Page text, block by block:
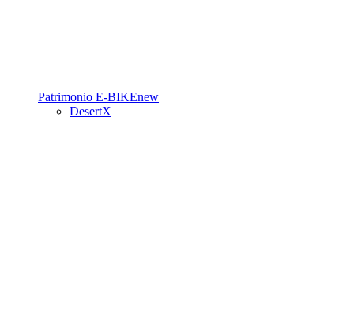
Patrimonio E-BIKEnew
DesertX